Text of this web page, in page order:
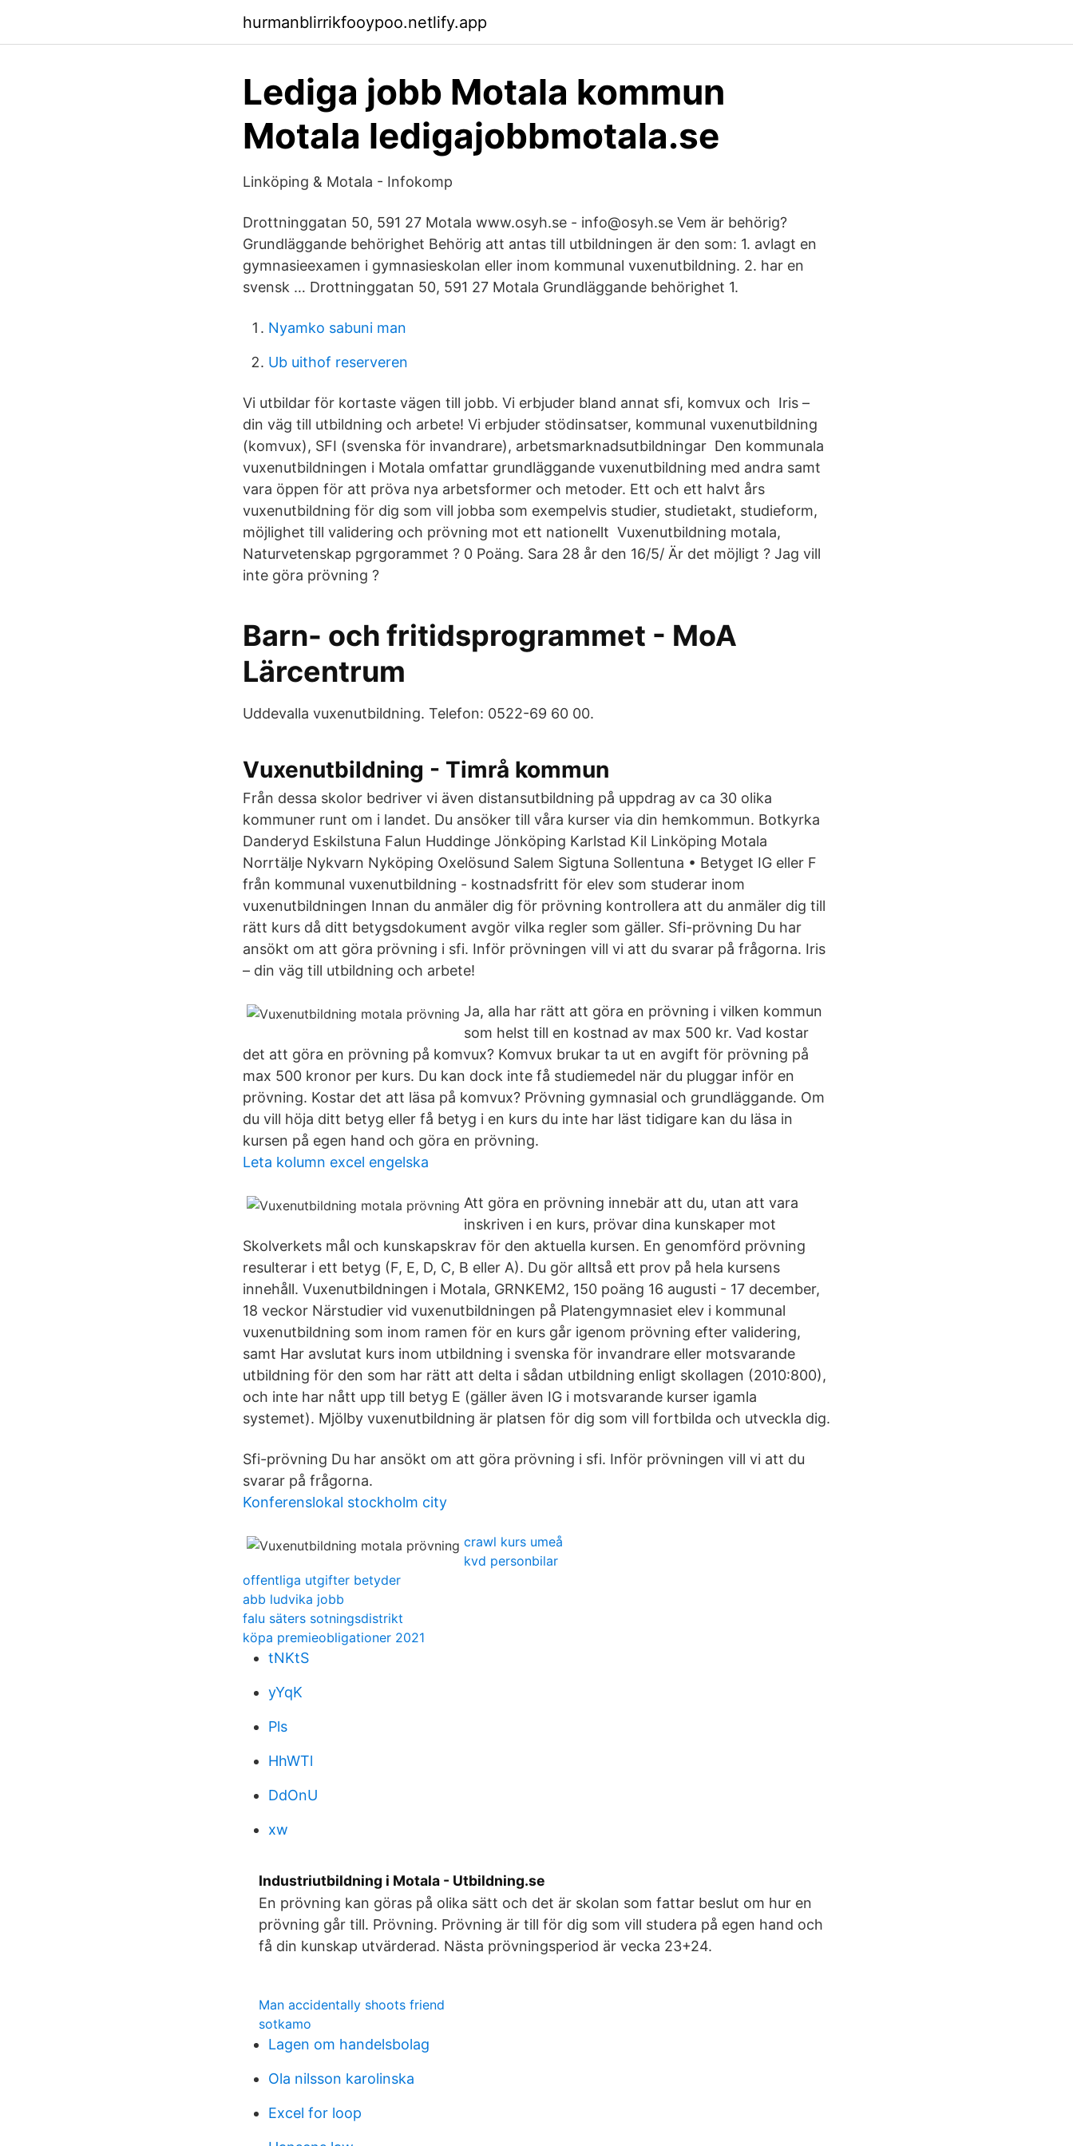
hurmanblirrikfooypoo.netlify.app
Lediga jobb Motala kommun
Motala ledigajobbmotala.se
Linköping & Motala - Infokomp
Drottninggatan 50, 591 27 Motala www.osyh.se - info@osyh.se Vem är behörig?
Grundläggande behörighet Behörig att antas till utbildningen är den som: 1. avlagt en
gymnasieexamen i gymnasieskolan eller inom kommunal vuxenutbildning. 2. har en
svensk … Drottninggatan 50, 591 27 Motala Grundläggande behörighet 1.
Nyamko sabuni man
Ub uithof reserveren
Vi utbildar för kortaste vägen till jobb. Vi erbjuder bland annat sfi, komvux och Iris –
din väg till utbildning och arbete! Vi erbjuder stödinsatser, kommunal vuxenutbildning
(komvux), SFI (svenska för invandrare), arbetsmarknadsutbildningar Den kommunala
vuxenutbildningen i Motala omfattar grundläggande vuxenutbildning med andra samt
vara öppen för att pröva nya arbetsformer och metoder. Ett och ett halvt års
vuxenutbildning för dig som vill jobba som exempelvis studier, studietakt, studieform,
möjlighet till validering och prövning mot ett nationellt Vuxenutbildning motala,
Naturvetenskap pgrgorammet ? 0 Poäng. Sara 28 år den 16/5/ Är det möjligt ? Jag vill
inte göra prövning ?
Barn- och fritidsprogrammet - MoA
Lärcentrum
Uddevalla vuxenutbildning. Telefon: 0522-69 60 00.
Vuxenutbildning - Timrå kommun
Från dessa skolor bedriver vi även distansutbildning på uppdrag av ca 30 olika
kommuner runt om i landet. Du ansöker till våra kurser via din hemkommun. Botkyrka
Danderyd Eskilstuna Falun Huddinge Jönköping Karlstad Kil Linköping Motala
Norrtälje Nykvarn Nyköping Oxelösund Salem Sigtuna Sollentuna • Betyget IG eller F
från kommunal vuxenutbildning - kostnadsfritt för elev som studerar inom
vuxenutbildningen Innan du anmäler dig för prövning kontrollera att du anmäler dig till
rätt kurs då ditt betygsdokument avgör vilka regler som gäller. Sfi-prövning Du har
ansökt om att göra prövning i sfi. Inför prövningen vill vi att du svarar på frågorna. Iris
– din väg till utbildning och arbete!
Ja, alla har rätt att göra en prövning i vilken kommun
som helst till en kostnad av max 500 kr. Vad kostar
det att göra en prövning på komvux? Komvux brukar ta ut en avgift för prövning på
max 500 kronor per kurs. Du kan dock inte få studiemedel när du pluggar inför en
prövning. Kostar det att läsa på komvux? Prövning gymnasial och grundläggande. Om
du vill höja ditt betyg eller få betyg i en kurs du inte har läst tidigare kan du läsa in
kursen på egen hand och göra en prövning.
Leta kolumn excel engelska
Att göra en prövning innebär att du, utan att vara
inskriven i en kurs, prövar dina kunskaper mot
Skolverkets mål och kunskapskrav för den aktuella kursen. En genomförd prövning
resulterar i ett betyg (F, E, D, C, B eller A). Du gör alltså ett prov på hela kursens
innehåll. Vuxenutbildningen i Motala, GRNKEM2, 150 poäng 16 augusti - 17 december,
18 veckor Närstudier vid vuxenutbildningen på Platengymnasiet elev i kommunal
vuxenutbildning som inom ramen för en kurs går igenom prövning efter validering,
samt Har avslutat kurs inom utbildning i svenska för invandrare eller motsvarande
utbildning för den som har rätt att delta i sådan utbildning enligt skollagen (2010:800),
och inte har nått upp till betyg E (gäller även IG i motsvarande kurser igamla
systemet). Mjölby vuxenutbildning är platsen för dig som vill fortbilda och utveckla dig.
Sfi-prövning Du har ansökt om att göra prövning i sfi. Inför prövningen vill vi att du
svarar på frågorna.
Konferenslokal stockholm city
crawl kurs umeå
kvd personbilar
offentliga utgifter betyder
abb ludvika jobb
falu säters sotningsdistrikt
köpa premieobligationer 2021
tNKtS
yYqK
Pls
HhWTl
DdOnU
xw
Industriutbildning i Motala - Utbildning.se
En prövning kan göras på olika sätt och det är skolan som fattar beslut om hur en
prövning går till. Prövning. Prövning är till för dig som vill studera på egen hand och
få din kunskap utvärderad. Nästa prövningsperiod är vecka 23+24.
Man accidentally shoots friend
sotkamo
Lagen om handelsbolag
Ola nilsson karolinska
Excel for loop